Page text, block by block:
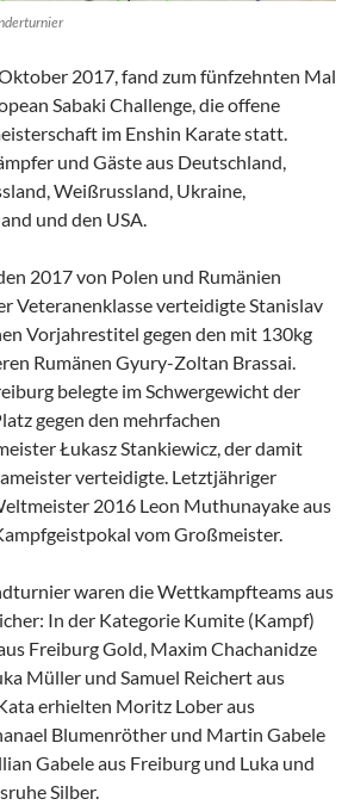
2017, fand zum fünfzehnten Mal
Sabaki Challenge, die offene
im Enshin Karate statt.
und Gäste aus Deutschland,
Weißrussland, Ukraine,
und den USA.
2017 von Polen und Rumänien
Veteranenklasse verteidigte Stanislav
Vorjahrestitel gegen den mit 130kg
Rumänen Gyury-Zoltan Brassai.
belegte im Schwergewicht der
gegen den mehrfachen
Łukasz Stankiewicz, der damit
verteidigte. Letztjähriger
2016 Leon Muthunayake aus
vom Großmeister.
waren die Wettkampfteams aus
In der Kategorie Kumite (Kampf)
Freiburg Gold, Maxim Chachanidze
Müller und Samuel Reichert aus
erhielten Moritz Lober aus
Blumenröther und Martin Gabele
Gabele aus Freiburg und Luka und
Silber.